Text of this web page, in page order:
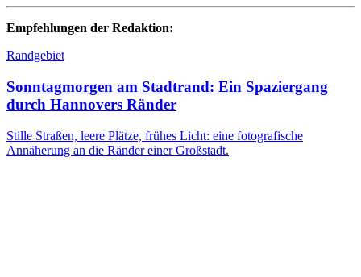
Empfehlungen der Redaktion:
Randgebiet
Sonntagmorgen am Stadtrand: Ein Spaziergang
durch Hannovers Ränder
Stille Straßen, leere Plätze, frühes Licht: eine fotografische
Annäherung an die Ränder einer Großstadt.